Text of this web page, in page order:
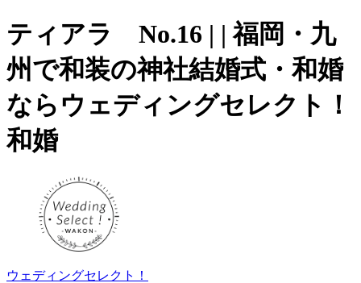
ティアラ No.16 | | 福岡・九
州で和装の神社結婚式・和婚
ならウェディングセレクト！
和婚
ウェディングセレクト！